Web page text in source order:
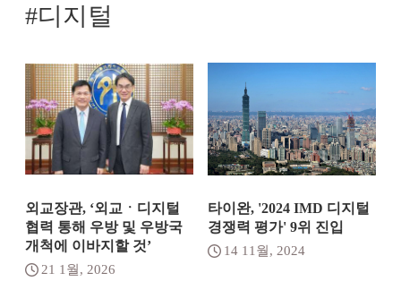
#디지털
외교장관, ‘외교ㆍ디지털
협력 통해 우방 및 우방국
개척에 이바지할 것’
21 1월, 2026
타이완, '2024 IMD 디지털
경쟁력 평가' 9위 진입
14 11월, 2024